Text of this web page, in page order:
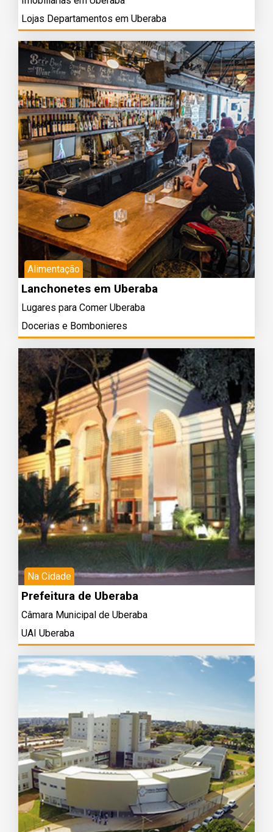
Lojas Departamentos em Uberaba
Alimentação
Lanchonetes em Uberaba
Lugares para Comer Uberaba
Docerias e Bombonieres
Na Cidade
Prefeitura de Uberaba
Câmara Municipal de Uberaba
UAI Uberaba